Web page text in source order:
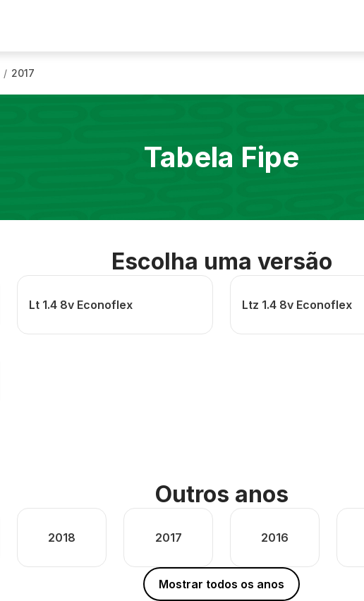
/ 2017
Tabela Fipe
Escolha uma versão
Lt 1.4 8v Econoflex Ltz 1.4 8v Econoflex
Outros anos
2018 2017 2016
Mostrar todos os anos